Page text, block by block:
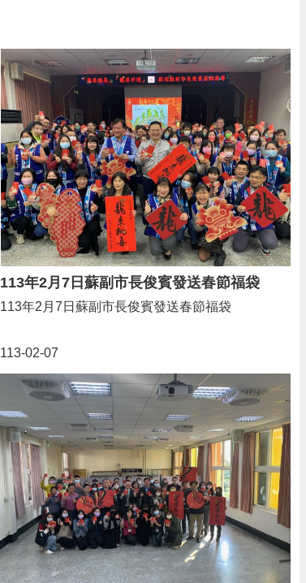
113年2月7日蘇副市長俊賓發送春節福袋
113-02-07
113年2月7日蘇副市長俊賓發送春節福袋